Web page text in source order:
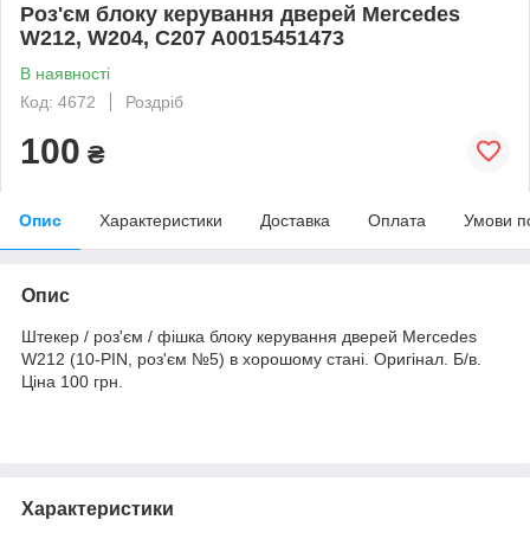
Роз'єм блоку керування дверей Mercedes
W212, W204, C207 A0015451473
В наявності
Код: 4672
Роздріб
100 ₴
Опис Характеристики Доставка Оплата Умови
Опис
Штекер / роз'єм / фішка блоку керування дверей Mercedes
W212 (10-PIN, роз'єм №5) в хорошому стані. Оригінал. Б/в.
Ціна 100 грн.
Характеристики